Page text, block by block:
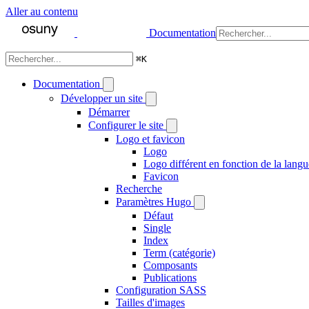
Aller au contenu
Documentation
⌘K
Documentation
Développer un site
Démarrer
Configurer le site
Logo et favicon
Logo
Logo différent en fonction de la
Favicon
Recherche
Paramètres Hugo
Défaut
Single
Index
Term (catégorie)
Composants
Publications
Configuration SASS
Tailles d'images